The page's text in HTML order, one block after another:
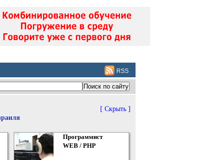
RSS
[ Скрыть ]
Программист
WEB / PHP